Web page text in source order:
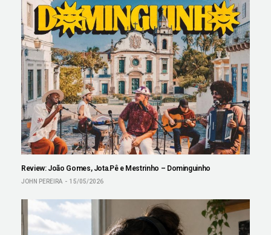
Review: João Gomes, Jota.Pê e Mestrinho – Dominguinho
JOHN PEREIRA 15/05/2026